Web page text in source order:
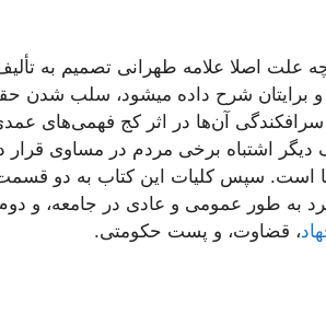
چه علت اصلا علامه طهرانی تصمیم به
برایتان شرح داده میشود، سلب شدن
آن‌ها در اثر کج فهمی‌های
دیگر اشتباه برخی مردم در مساوی قرار
است. سپس کلیات این کتاب به دو
به طور عمومی و عادی در جامعه، و
، قضاوت، و پست حکومتی.